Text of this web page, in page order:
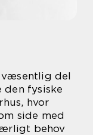
væsentlig del
fysiske
hvor
side med
behov